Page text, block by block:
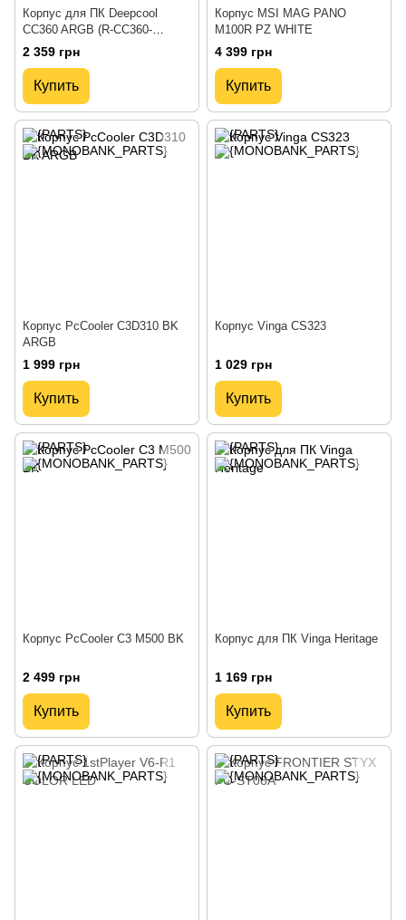
Корпус для ПК Deepcool
CC360 ARGB (R-CC360-
BKAPM3-G-1)
2 359 грн
Купить
Корпус MSI MAG PANO
M100R PZ WHITE
4 399 грн
Купить
Корпус PcCooler C3D310 BK
ARGB
1 999 грн
Купить
Корпус Vinga CS323
1 029 грн
Купить
Корпус PcCooler C3 M500 BK
2 499 грн
Купить
Корпус для ПК Vinga Heritage
1 169 грн
Купить